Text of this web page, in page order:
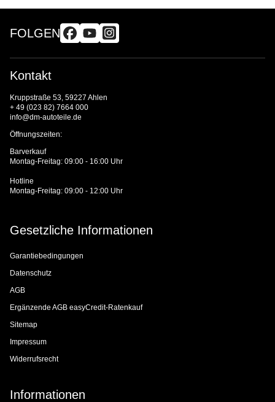
FOLGEN
Kontakt
Kruppstraße 53, 59227 Ahlen
+ 49 (023 82) 7664 000
info@dm-autoteile.de
Öffnungszeiten:
Barverkauf
Montag-Freitag: 09:00 - 16:00 Uhr
Hotline
Montag-Freitag: 09:00 - 12:00 Uhr
Gesetzliche Informationen
Garantiebedingungen
Datenschutz
AGB
Ergänzende AGB easyCredit-Ratenkauf
Sitemap
Impressum
Widerrufsrecht
Informationen